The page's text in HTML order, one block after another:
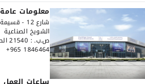
معلومات عامة
شارع 12 - قسيمة 99
الشويخ الصناعية
ص.ب. : 21540 الصفاة - 13076 الكويت
+965 1846464